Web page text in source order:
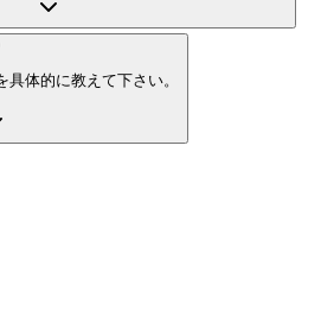
体的に教えて下さい。